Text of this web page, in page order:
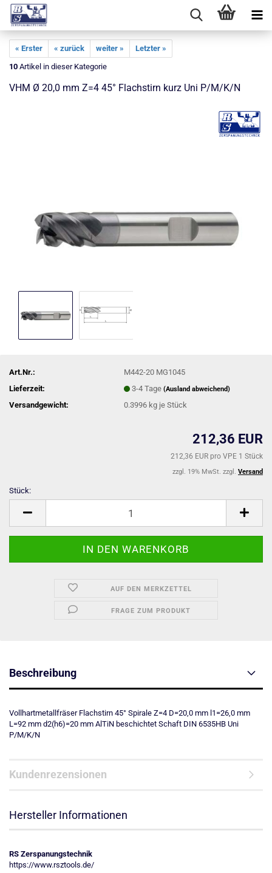
« Erster « zurück weiter »
Letzter »
10 Artikel in dieser Kategorie
VHM Ø 20,0 mm Z=4 45° Flachstirn kurz Uni P/M/K/N
Art.Nr.:
M442-20 MG1045
Lieferzeit:
3-4 Tage(Ausland abweichend)
Versandgewicht: 0.3996 kg je Stück
212,36 EUR
212,36 EUR pro VPE 1 Stück
zzgl. 19% MwSt. zzgl. Versand
Stück:
AUF DEN MERKZETTEL
FRAGE ZUM PRODUKT
Beschreibung
Vollhartmetallfräser Flachstirn 45° Spirale Z=4 D=20,0 mm l1=26,0 mm
L=92 mm d2(h6)=20 mm AlTiN beschichtet Schaft DIN 6535HB Uni
P/M/K/N
Kundenrezensionen
Hersteller Informationen
RS Zerspanungstechnik
https://www.rsztools.de/